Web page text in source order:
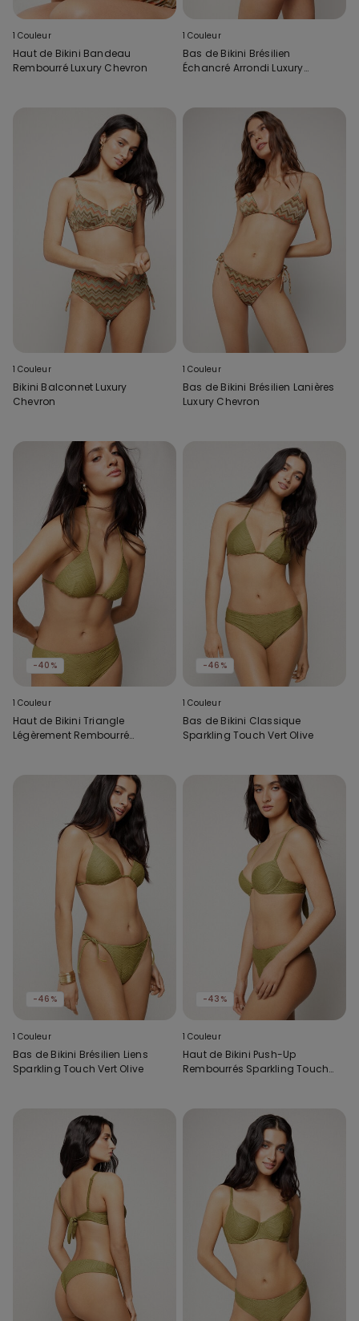
1 Couleur
Haut de Bikini Bandeau
Rembourré Luxury Chevron
1 Couleur
Bas de Bikini Brésilien
Échancré Arrondi Luxury
1 Couleur
Bikini Balconnet Luxury
Chevron
1 Couleur
Bas de Bikini Brésilien Lanières
Luxury Chevron
-40%
1 Couleur
Haut de Bikini Triangle
Légèrement Rembourré
-46%
1 Couleur
Bas de Bikini Classique
Sparkling Touch Vert Olive
-46%
1 Couleur
Bas de Bikini Brésilien Liens
Sparkling Touch Vert Olive
-43%
1 Couleur
Haut de Bikini Push-Up
Rembourrés Sparkling Touch